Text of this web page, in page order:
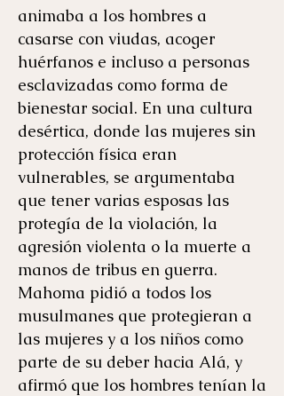
animaba a los hombres a
casarse con viudas, acoger
huérfanos e incluso a personas
esclavizadas como forma de
bienestar social. En una cultura
desértica, donde las mujeres sin
protección física eran
vulnerables, se argumentaba
que tener varias esposas las
protegía de la violación, la
agresión violenta o la muerte a
manos de tribus en guerra.
Mahoma pidió a todos los
musulmanes que protegieran a
las mujeres y a los niños como
parte de su deber hacia Alá, y
afirmó que los hombres tenían la